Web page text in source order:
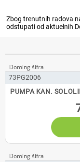
73PG2006
PUMPA KAN.